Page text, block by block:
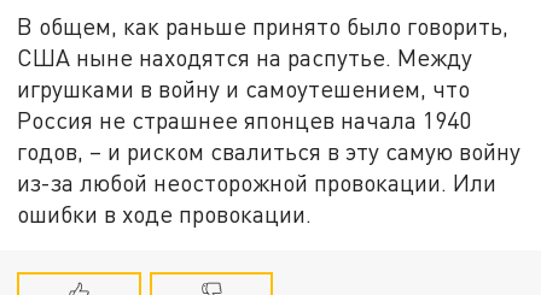
В общем, как раньше принято было говорить,
США ныне находятся на распутье. Между
игрушками в войну и самоутешением, что
Россия не страшнее японцев начала 1940
годов, – и риском свалиться в эту самую войну
из-за любой неосторожной провокации. Или
ошибки в ходе провокации.